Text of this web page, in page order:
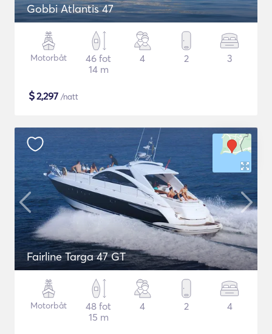
Gobbi Atlantis 47
Motorbåt
46 fot
14 m
4 2 3
$2,297 /natt
Fairline Targa 47 GT
Motorbåt
48 fot
15 m
4 2 4